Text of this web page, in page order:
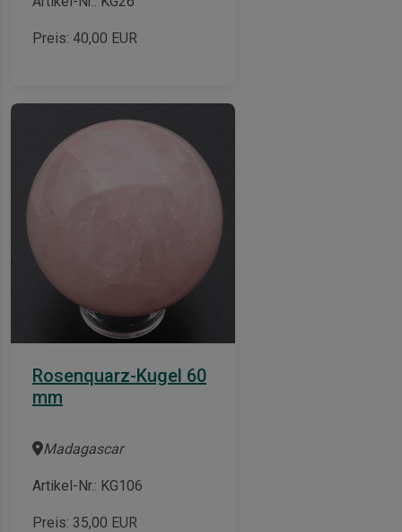
Preis: 40,00 EUR
Rosenquarz-Kugel 60
mm
Madagascar
Artikel-Nr.: KG106
Preis: 35,00 EUR